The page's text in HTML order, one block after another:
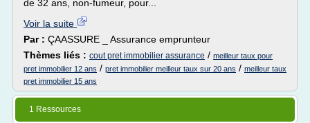
de 32 ans, non-fumeur, pour...
Voir la suite
Par : ÇAASSURE _ Assurance emprunteur
Thèmes liés : cout pret immobilier assurance / meilleur taux pour
pret immobilier 12 ans / pret immobilier meilleur taux sur 20 ans / meilleur taux
pret immobilier 15 ans
1 Ressources